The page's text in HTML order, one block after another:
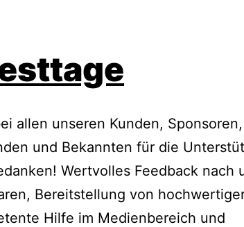
allen unseren Kunden, Sponsoren,
und Bekannten für die
Wertvolles Feedback nach
Bereitstellung von
Hilfe im Medienbereich und